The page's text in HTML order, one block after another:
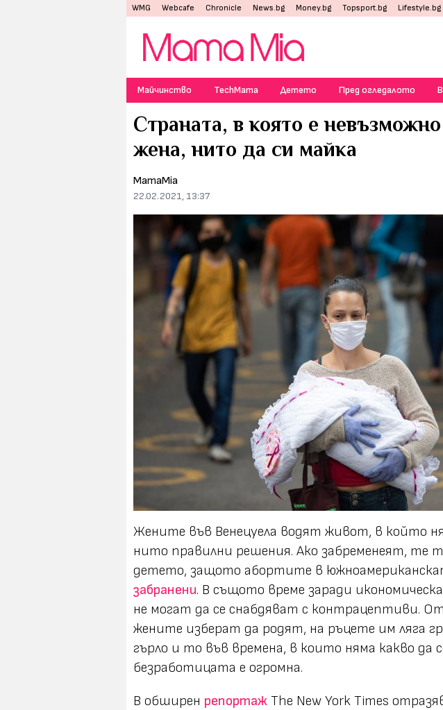
WMG Webcafe Chronicle News.bg Money.bg Topsport.bg Lifestyle.bg
Майчинство TechMama Детето Пред огледалото
Страната, в която е
жена, нито да си майка
MamaMia
22.02.2021, 13:37
Жените във Венецуела водят живот, в който
нито правилни решения. Ако забременеят, те
детето, защото абортите в
забранени. В същото време заради
не могат да се снабдяват с контрацептиви.
жените изберат да родят, на ръцете им ляга
гърло и то във времена, в които няма какво да
безработицата е огромна.
В обширен репортаж The New York Times